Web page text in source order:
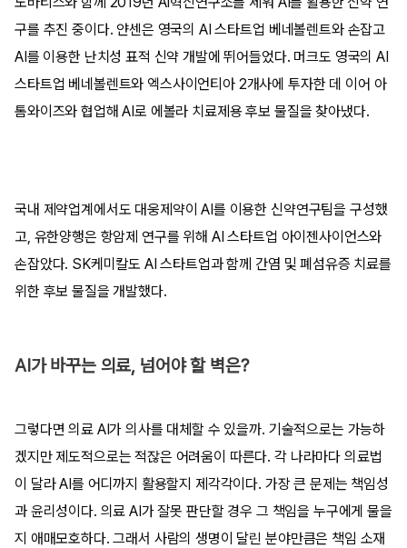
구를 추진 중이다. 얀센은 영국의 AI 스타트업 베네볼렌트와 손잡고
AI를 이용한 난치성 표적 신약 개발에 뛰어들었다. 머크도 영국의 AI
스타트업 베네볼렌트와 엑스사이언티아 2개사에 투자한 데 이어 아
톰와이즈와 협업해 AI로 에볼라 치료제용 후보 물질을 찾아냈다.
국내 제약업계에서도 대웅제약이 AI를 이용한 신약연구팀을 구성했
고, 유한양행은 항암제 연구를 위해 AI 스타트업 아이젠사이언스와
손잡았다. SK케미칼도 AI 스타트업과 함께 간염 및 폐섬유증 치료를
위한 후보 물질을 개발했다.
AI가 바꾸는 의료, 넘어야 할 벽은?
그렇다면 의료 AI가 의사를 대체할 수 있을까. 기술적으로는 가능하
겠지만 제도적으로는 적잖은 어려움이 따른다. 각 나라마다 의료법
이 달라 AI를 어디까지 활용할지 제각각이다. 가장 큰 문제는 책임성
과 윤리성이다. 의료 AI가 잘못 판단할 경우 그 책임을 누구에게 물을
지 애매모호하다. 그래서 사람의 생명이 달린 분야만큼은 책임 소재